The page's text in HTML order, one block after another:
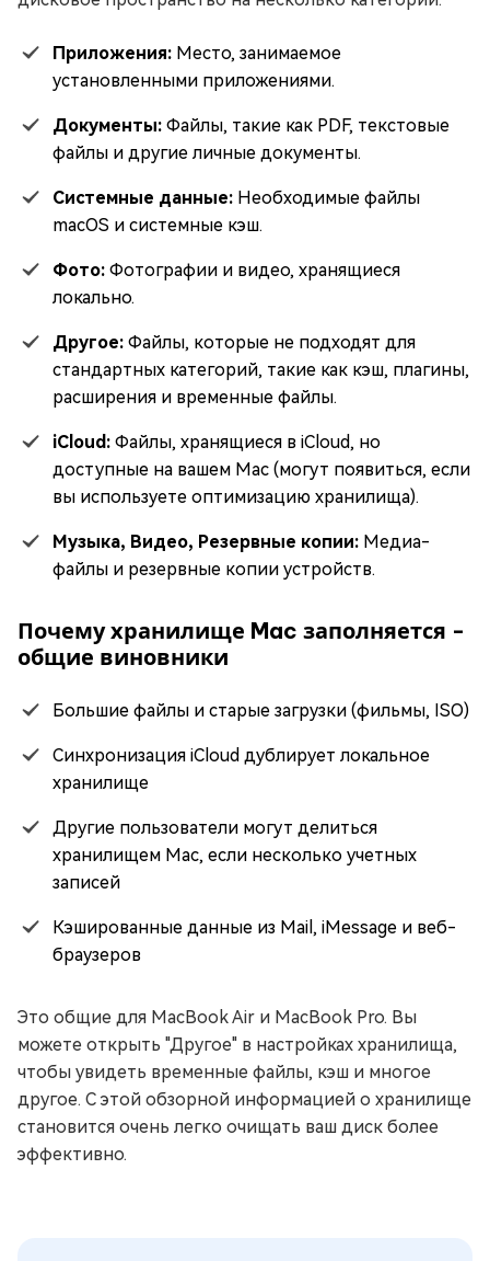
Приложения: Место, занимаемое
установленными приложениями.
Документы: Файлы, такие как PDF, текстовые
файлы и другие личные документы.
Системные данные: Необходимые файлы
macOS и системные кэш.
Фото: Фотографии и видео, хранящиеся
локально.
Другое: Файлы, которые не подходят для
стандартных категорий, такие как кэш, плагины,
расширения и временные файлы.
iCloud: Файлы, хранящиеся в iCloud, но
доступные на вашем Mac (могут появиться, если
вы используете оптимизацию хранилища).
Музыка, Видео, Резервные копии: Медиа-
файлы и резервные копии устройств.
Почему хранилище Mac заполняется -
общие виновники
Большие файлы и старые загрузки (фильмы, ISO)
Синхронизация iCloud дублирует локальное
хранилище
Другие пользователи могут делиться
хранилищем Mac, если несколько учетных
записей
Кэшированные данные из Mail, iMessage и веб-
браузеров
Это общие для MacBook Air и MacBook Pro. Вы
можете открыть "Другое" в настройках хранилища,
чтобы увидеть временные файлы, кэш и многое
другое. С этой обзорной информацией о хранилище
становится очень легко очищать ваш диск более
эффективно.